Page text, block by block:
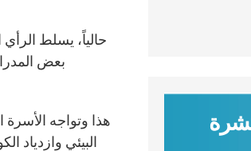
بعض
هذا وتواجه الأسرة
البيئي